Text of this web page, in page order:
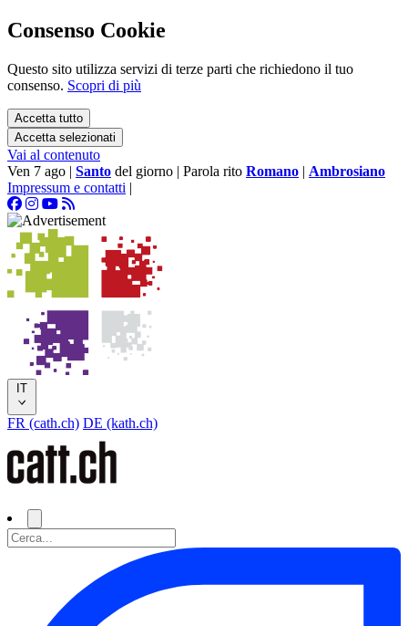
Consenso Cookie
Questo sito utilizza servizi di terze parti che richiedono il tuo
consenso. Scopri di più
Accetta tutto
Accetta selezionati
Vai al contenuto
Ven 7 ago | Santo del giorno | Parola rito Romano | Ambrosiano
Impressum e contatti |
IT
FR (cath.ch) DE (kath.ch)